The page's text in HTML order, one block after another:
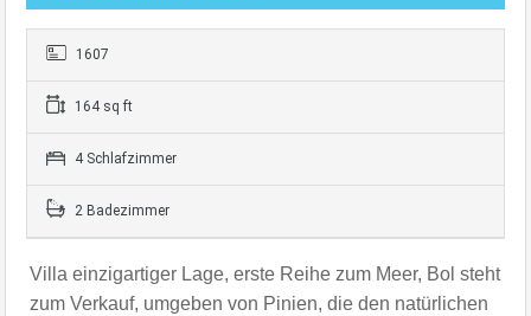
1607
164 sq ft
4 Schlafzimmer
2 Badezimmer
Villa einzigartiger Lage, erste Reihe zum Meer, Bol steht
zum Verkauf, umgeben von Pinien, die den natürlichen